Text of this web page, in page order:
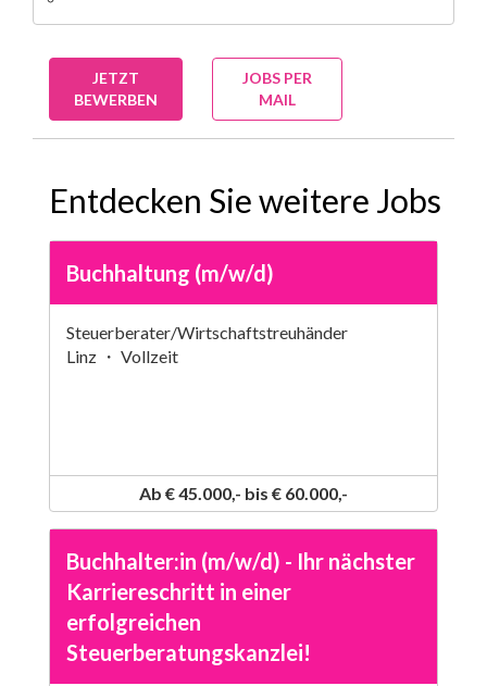
JETZT
BEWERBEN
JOBS PER
MAIL
Entdecken Sie weitere Jobs
Buchhaltung (m/w/d)
Steuerberater/Wirtschaftstreuhänder
Linz ・ Vollzeit
Ab € 45.000,- bis € 60.000,-
Buchhalter:in (m/w/d) - Ihr nächster
Karriereschritt in einer
erfolgreichen
Steuerberatungskanzlei!